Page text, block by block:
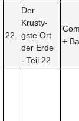
22.
Der
Krusty-
gste Ort
der Erde
- Teil 22
+